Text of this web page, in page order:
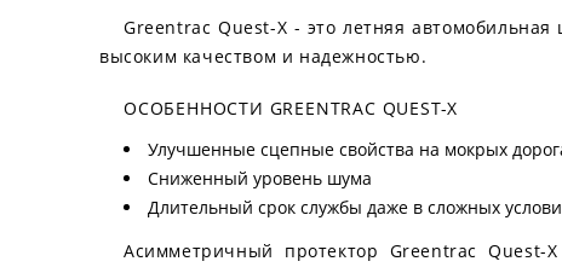
Greentrac Quest-X - это летняя автомобильная
высоким качеством и надежностью.
ОСОБЕННОСТИ GREENTRAC QUEST-X
Улучшенные сцепные свойства на мокрых
Сниженный уровень шума
Длительный срок службы даже в сложных
Асимметричный протектор Greentrac